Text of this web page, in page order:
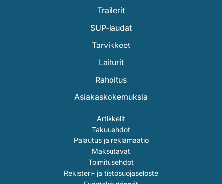
Trailerit
SUP-laudat
Tarvikkeet
Laiturit
Rahoitus
Asiakaskokemuksia
Artikkelit
Takuuehdot
Palautus ja reklamaatio
Maksutavat
Toimitusehdot
Rekisteri- ja tietosuojaseloste